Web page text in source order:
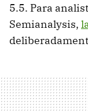
5.5. Para
Semianalysis,